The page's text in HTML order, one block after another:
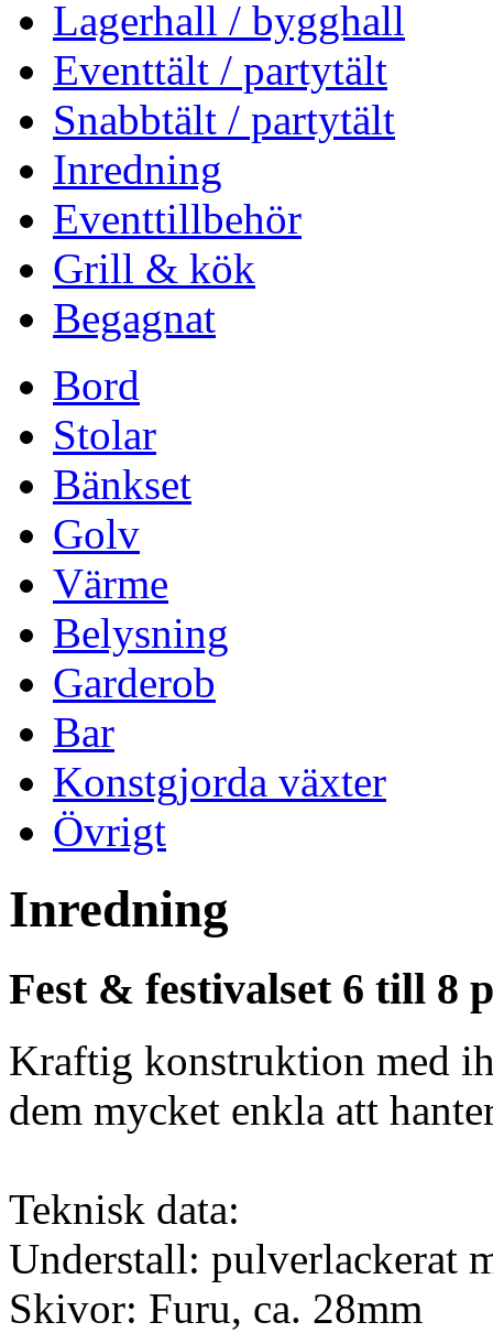
Lagerhall / bygghall
Eventtält / partytält
Snabbtält / partytält
Inredning
Eventtillbehör
Grill & kök
Begagnat
Bord
Stolar
Bänkset
Golv
Värme
Belysning
Garderob
Bar
Konstgjorda växter
Övrigt
Inredning
Fest & festivalset 6 till 8
Kraftig konstruktion med
dem mycket enkla att
Teknisk data:
Understall: pulverlackerat
Skivor: Furu, ca. 28mm